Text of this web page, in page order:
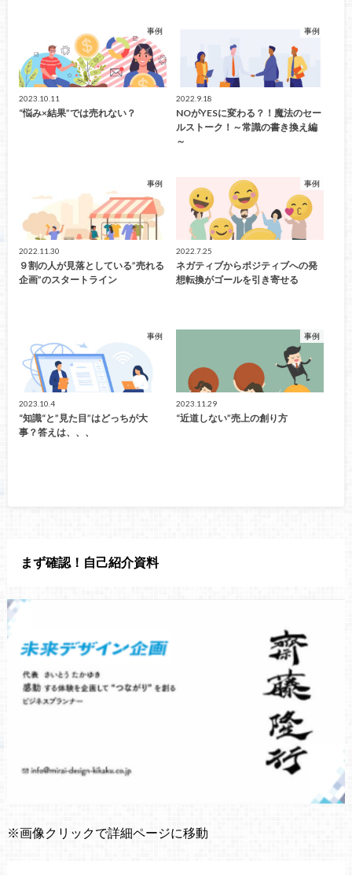
事例
2023.10.11
“悩み×結果”では売れない？
事例
2022.9.18
NOがYESに変わる？！魔法のセー
ルストーク！～常識の書き換え編
～
事例
2022.11.30
９割の人が見落としている”売れる
企画”のスタートライン
事例
2022.7.25
ネガティブからポジティブへの発
想転換がゴールを引き寄せる
事例
2023.10.4
“知識“と”見た目”はどっちが大
事？答えは、、、
事例
2023.11.29
“近道しない”売上の創り方
まず確認！自己紹介資料
※画像クリックで詳細ページに移動